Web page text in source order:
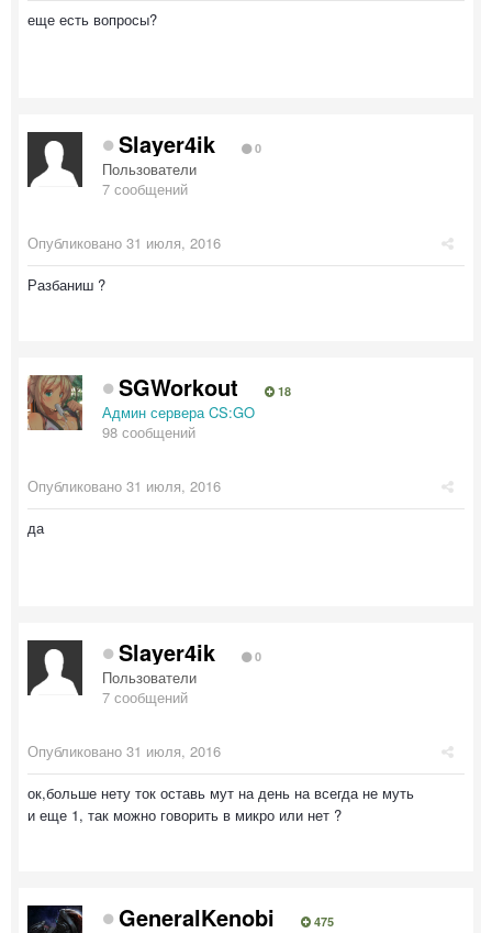
еще есть вопросы?
Slayer4ik 0
Пользователи
7 сообщений
Опубликовано 31 июля, 2016
Разбаниш ?
SGWorkout 18
Админ сервера CS:GO
98 сообщений
Опубликовано 31 июля, 2016
да
Slayer4ik 0
Пользователи
7 сообщений
Опубликовано 31 июля, 2016
ок,больше нету ток оставь мут на день на всегда не муть
и еще 1, так можно говорить в микро или нет ?
GeneralKenobi 475